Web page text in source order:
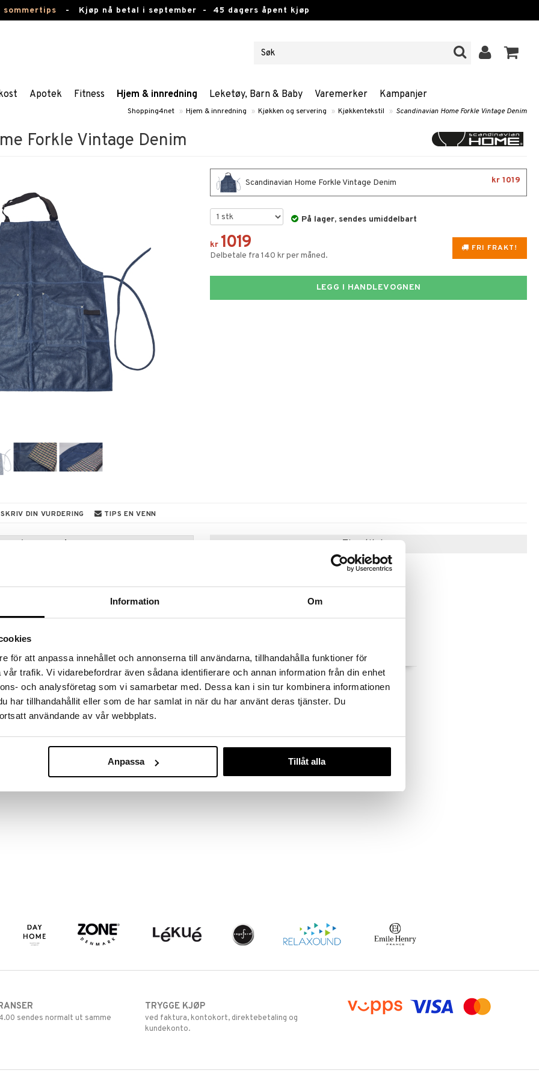
Information Om
för att anpassa innehållet och annonserna till användarna, tillhandahålla funktioner för
trafik. Vi vidarebefordrar även sådana identifierare och annan information från din enhet
och analysföretag som vi samarbetar med. Dessa kan i sin tur kombinera informationen
har tillhandahållit eller som de har samlat in när du har använt deras tjänster. Du
användande av vår webbplats.
Anpassa Tillåt alla
- Kjøp nå betal i september - 45 dagers åpent kjøp
Apotek Fitness Hjem & innredning Leketøy, Barn & Baby Varemerker Kampanjer
Shopping4net » Hjem & innredning » Kjøkken og servering » Kjøkkentekstil » Scandinavian Home Forkle Vintage Denim
Forkle Vintage Denim
Scandinavian Home Forkle Vintage Denim kr 1019
På lager, sendes umiddelbart
FRI FRAKT!
kr 1019
Delbetale fra 140 kr per måned.
LEGG I HANDLEVOGNEN
SKRIV DIN VURDERING TIPS EN VENN
produkter.
til og med 31/8 2026, men vær rask –
dine kan fort gå tom!
I vår Outlet finner du mange produkter til
å gjøre et kupp mens dine favorittprodukter
fra Scandinavian Home. Forkleet er laget av
nakkestropp.
Tips til deg
Förkläde i buffelskinn
DAY HOME
Forkle bøffelskinn
SCANDINAVIAN HOME
sendes normalt ut samme
TRYGGE KJØP
ved faktura, kontokort, direktebetaling og
kundekonto.